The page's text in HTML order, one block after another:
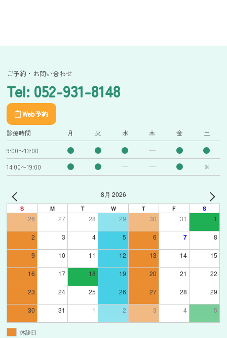
ご予約・お問い合わせ
Tel: 052-931-8148
Web予約
診療時間 月 火 水 木 金 土
9:00〜13:00
14:00〜19:00
※
8月 2026
S M T W T F S
26 27 28 29 30 31 1
2 3 4 5 6 7 8
9 10 11 12 13 14 15
16 17 18 19 20 21 22
23 24 25 26 27 28 29
30 31 1 2 3 4 5
休診日